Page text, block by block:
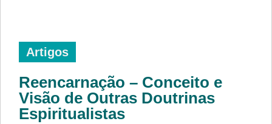
Artigos
Reencarnação – Conceito e
Visão de Outras Doutrinas
Espiritualistas